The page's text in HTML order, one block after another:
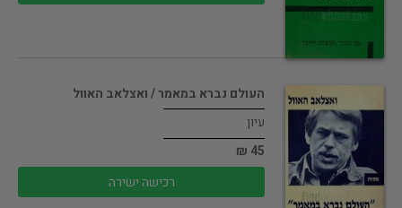
העולם נברא במאמר / ואצלאב האוול
עיון
45 ₪
רכישה ישירה